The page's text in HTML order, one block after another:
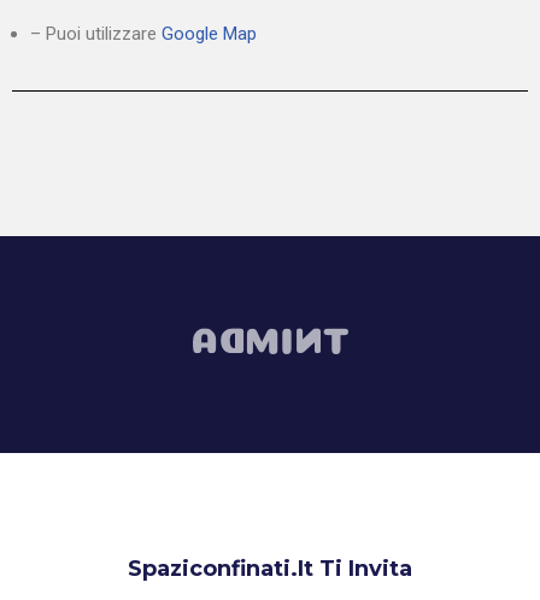
– Puoi utilizzare Google Map
Spaziconfinati.it Ti Invita